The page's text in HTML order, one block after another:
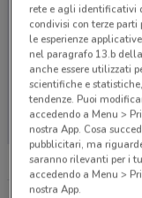
Non ci
rete e agli identificativi
condivisi con terze
le esperienze
nel paragrafo 13.b
anche essere utilizzati
scientifiche e
tendenze. Puoi
accedendo a Menu >
nostra App. Cosa
pubblicitari, ma
saranno rilevanti per i
accedendo a Menu >
nostra App.